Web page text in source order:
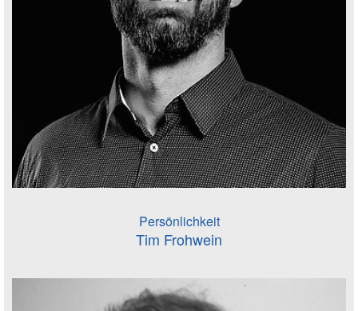
Persönlichkeit
Tim Frohwein